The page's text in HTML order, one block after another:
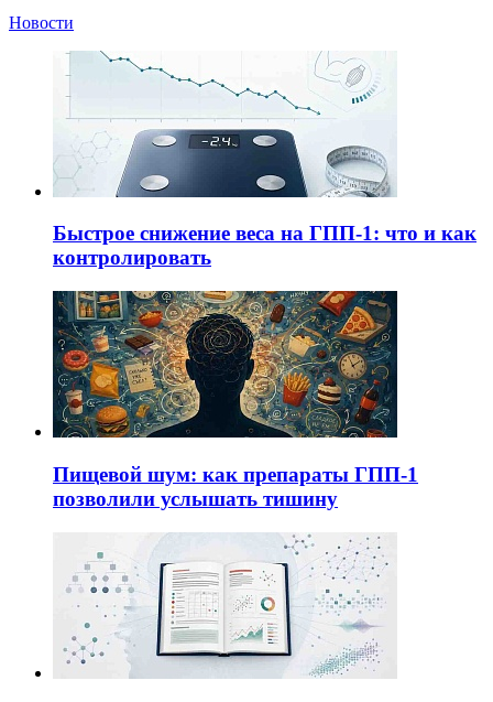
Новости
Быстрое снижение веса на ГПП-1: что и как
контролировать
Пищевой шум: как препараты ГПП-1
позволили услышать тишину